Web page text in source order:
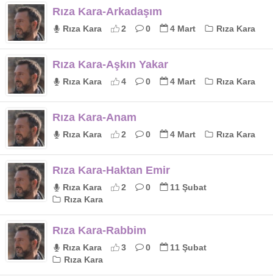
Rıza Kara-Arkadaşım
Rıza Kara 2 0 4 Mart Rıza Kara
Rıza Kara-Aşkın Yakar
Rıza Kara 4 0 4 Mart Rıza Kara
Rıza Kara-Anam
Rıza Kara 2 0 4 Mart Rıza Kara
Rıza Kara-Haktan Emir
Rıza Kara 2 0
11 Şubat
Rıza Kara
Rıza Kara-Rabbim
Rıza Kara 3 0
11 Şubat
Rıza Kara